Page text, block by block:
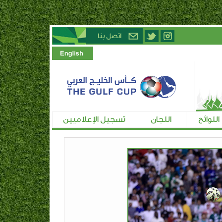
اللوائح اللجان تسجيل الإعلاميين